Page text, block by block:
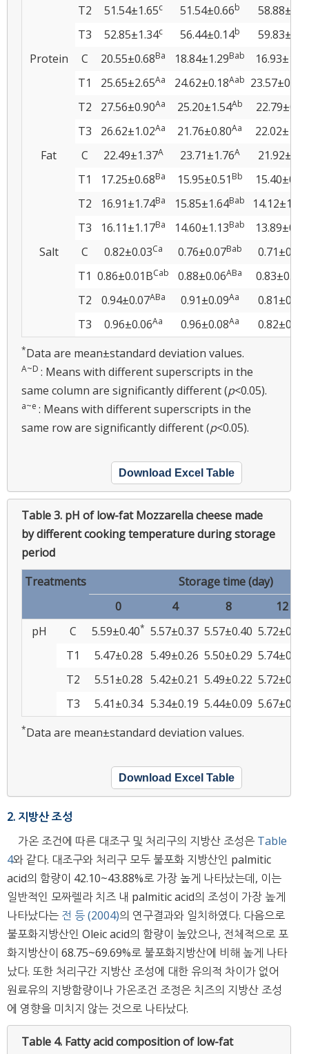
T2
51.54±1.65c 51.54±0.66b
T3
52.85±1.34c 56.44±0.14b
Protein
C 20.55±0.68Ba 18.84±1.29Bab
16.93±1.46
T1
25.65±2.65Aa 24.62±0.18Aab 23.57±0.76
T2 27.56±0.90Aa 25.20±1.54Ab
T3
26.62±1.02Aa 21.76±0.80Aa
22.02±1.24
Fat
C 22.49±1.37A 23.71±1.76A
T1
17.25±0.68Ba 15.95±0.51 Bb
15.40±0.55
T2
16.91±1.74Ba 15.85±1.64Bab 14.12±1.40
T3 16.11±1.17Ba 14.60±1.13Bab
13.89±0.73
Salt
C 0.82±0.03Ca 0.76±0.07Bab 0.71±0.02
T1 0.86±0.01BCab 0.88±0.06ABa 0.83±0.03
T2 0.94±0.07ABa 0.91±0.09Aa 0.81±0.02
T3 0.96±0.06Aa 0.96±0.08Aa 0.82±0.03
*Data are mean±standard deviation values.
A~D : Means with different superscripts in the
same column are significantly different (p<0.05).
a~e : Means with different superscripts in the
same row are significantly different (p<0.05).
Download Excel Table
Table 3. pH of low-fat Mozzarella cheese made
by different cooking temperature during storage
period
Treatments
Storage time (day)
0
4 8
12
pH
C 5.59±0.40* 5.57±0.37 5.57±0.40 5.72±0.29
T1
5.47±0.28 5.49±0.26 5.50±0.29 5.74±0.19
T2
5.51±0.28 5.42±0.21 5.49±0.22 5.72±0.22
T3
5.41±0.34 5.34±0.19 5.44±0.09 5.67±0.25
*Data are mean±standard deviation values.
Download Excel Table
2. 지방산 조성
가온 조건에 따른 대조구 및 처리구의 지방산 조성은 Table
4와 같다. 대조구와 처리구 모두 불포화 지방산인 palmitic
acid의 함량이 42.10~43.88%로 가장 높게 나타났는데, 이는
일반적인 모짜렐라 치즈 내 palmitic acid의 조성이 가장 높게
나타났다는 전 등 (2004)의 연구결과와 일치하였다. 다음으로
불포화지방산인 Oleic acid의 함량이 높았으나, 전체적으로 포
화지방산이 68.75~69.69%로 불포화지방산에 비해 높게 나타
났다. 또한 처리구간 지방산 조성에 대한 유의적 차이가 없어
원료유의 지방함량이나 가온조건 조정은 치즈의 지방산 조성
에 영향을 미치지 않는 것으로 나타났다.
Table 4. Fatty acid composition of low-fat